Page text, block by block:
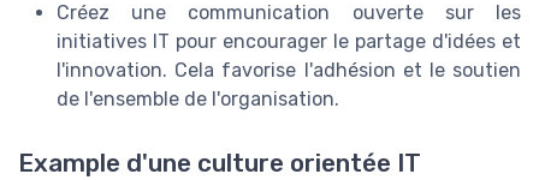
Créez une communication ouverte sur les
initiatives IT pour encourager le partage d'idées et
l'innovation. Cela favorise l'adhésion et le soutien
de l'ensemble de l'organisation.
Example d'une culture orientée IT